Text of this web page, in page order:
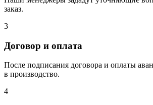
заказ.
3
Договор и оплата
После подписания договора и оплаты
в производство.
4